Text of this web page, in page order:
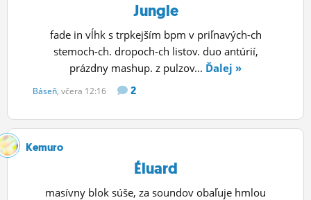
STATUSY
BLOGY
OBRÁZKY
ĽUDIA
MÔJ PROFIL
Jungle
fade in vĺhk s trpkejším bpm v priľnavých-ch
stemoch-ch. dropoch-ch listov. duo antúrií,
prázdny mashup. z pulzov... Ďalej »
Báseň, včera 12:16 2
Kemuro
Éluard
masívny blok súše, za soundov obaľuje hmlou